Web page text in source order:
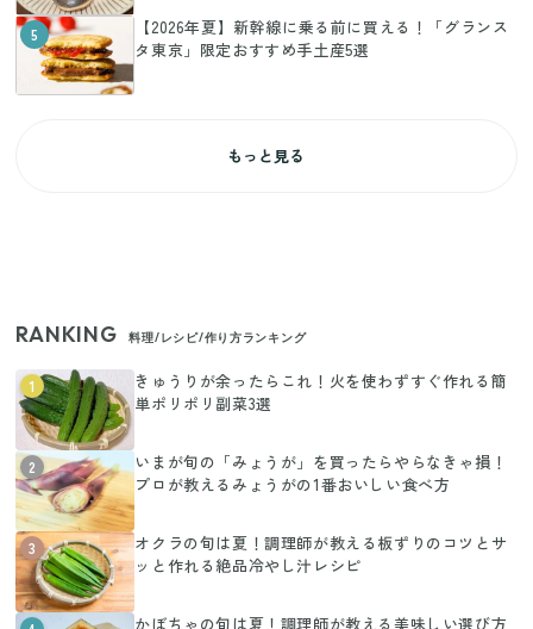
5
【2026年夏】新幹線に乗る前に買える！「グランス
タ東京」限定おすすめ手土産5選
もっと見る
RANKING 料理/レシピ/作り方ランキング
1
きゅうりが余ったらこれ！火を使わずすぐ作れる簡
単ポリポリ副菜3選
2
いまが旬の「みょうが」を買ったらやらなきゃ損！
プロが教えるみょうがの1番おいしい食べ方
3
オクラの旬は夏！調理師が教える板ずりのコツとサ
ッと作れる絶品冷やし汁レシピ
かぼちゃの旬は夏！調理師が教える美味しい選び方